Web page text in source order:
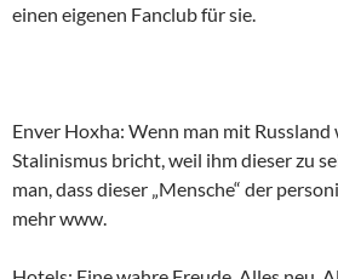
einen eigenen Fanclub für sie.
Enver Hoxha: Wenn man mit Russland
Stalinismus bricht, weil ihm dieser zu
man, dass dieser „Mensche“ der
mehr www.